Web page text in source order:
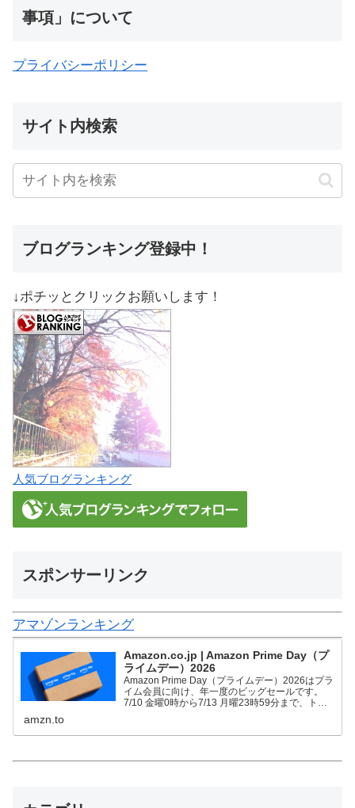
事項」について
プライバシーポリシー
サイト内検索
ブログランキング登録中！
↓ポチッとクリックお願いします！
人気ブログランキング
スポンサーリンク
アマゾンランキング
Amazon.co.jp | Amazon Prime Day（プ
ライムデー）2026
Amazon Prime Day（プライムデー）2026はプラ
イム会員に向け、年一度のビッグセールです。
7/10 金曜0時から7/13 月曜23時59分まで、トッ
amzn.to